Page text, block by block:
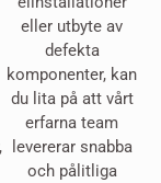
eller utbyte av
defekta
komponenter, kan
du lita på att vårt
erfarna team
levererar snabba
och pålitliga